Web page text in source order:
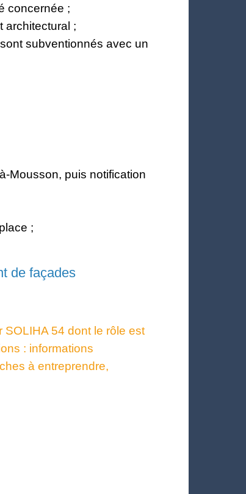
concernée ;
architectural ;
subventionnés avec un
Mousson, puis notification
;
de façades
54 dont le rôle est
: informations
à entreprendre,